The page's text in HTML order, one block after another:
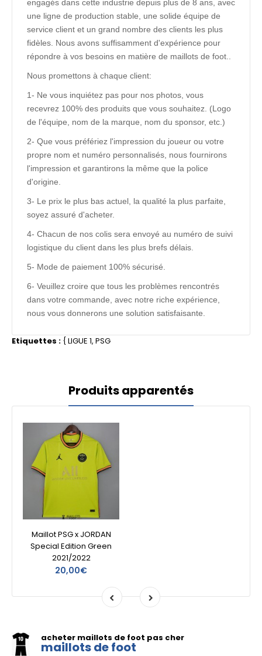
engagés dans cette industrie depuis plus de 8 ans, avec
une ligne de production stable, une solide équipe de
service client et un grand nombre des clients les plus
fidèles. Nous avons suffisamment d'expérience pour
répondre à vos besoins en matière de maillots de foot..
Nous promettons à chaque client:
1- Ne vous inquiétez pas pour nos photos, vous
recevrez 100% des produits que vous souhaitez. (Logo
de l'équipe, nom de la marque, nom du sponsor, etc.)
2- Que vous préfériez l'impression du joueur ou votre
propre nom et numéro personnalisés, nous fournirons
l'impression et garantirons la même que la police
d'origine.
3- Le prix le plus bas actuel, la qualité la plus parfaite,
soyez assuré d'acheter.
4- Chacun de nos colis sera envoyé au numéro de suivi
logistique du client dans les plus brefs délais.
5- Mode de paiement 100% sécurisé.
6- Veuillez croire que tous les problèmes rencontrés
dans votre commande, avec notre riche expérience,
nous vous donnerons une solution satisfaisante.
Etiquettes : {LIGUE 1, PSG
Produits apparentés
Maillot PSG x JORDAN
Special Edition Green
2021/2022
20,00€
acheter maillots de foot pas cher
maillots de foot